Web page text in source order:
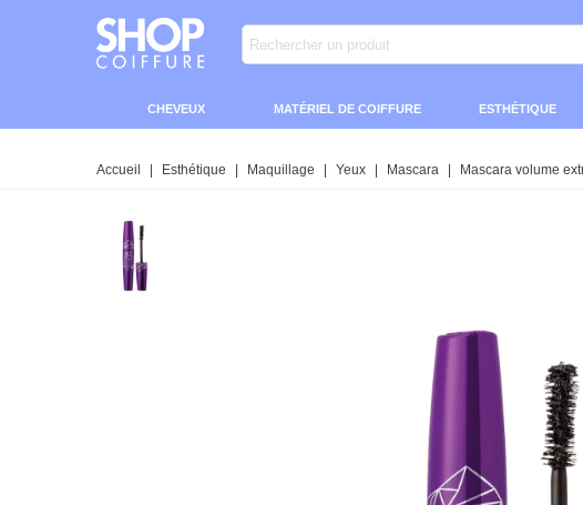
CHEVEUX MATÉRIEL DE COIFFURE ESTHÉTIQUE
Accueil Esthétique Maquillage Yeux Mascara Mascara volume